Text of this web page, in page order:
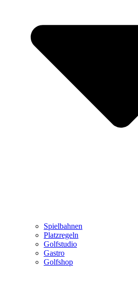
Spielbahnen
Platzregeln
Golfstudio
Gastro
Golfshop